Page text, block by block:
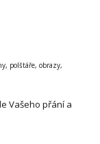
polštáře, obrazy,
Vašeho přání a